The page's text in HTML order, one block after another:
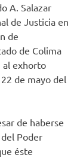
A. Salazar
de Justicia en
de
de Colima
al exhorto
de mayo del
de haberse
Poder
éste